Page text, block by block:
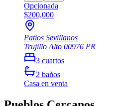
Opcionada
$200,000
Patios Sevillanos
Trujillo Alto 00976 PR
3 cuartos
2 baños
Casa en venta